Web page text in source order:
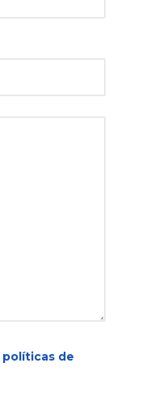
políticas de